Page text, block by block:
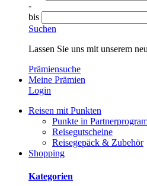
-
bis
Suchen
Lassen Sie uns mit unserem
Prämiensuche
Meine Prämien
Login
Reisen mit Punkten
Punkte in
Reisegutscheine
Reisegepäck & Zubehör
Shopping
Kategorien